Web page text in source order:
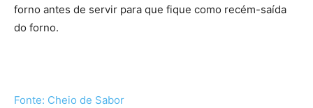
forno antes de servir para que fique como recém-saída
do forno.
Fonte: Cheio de Sabor